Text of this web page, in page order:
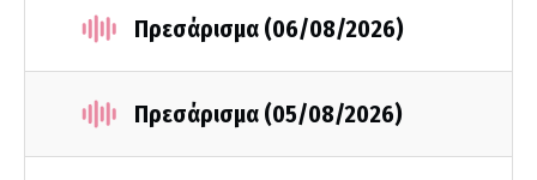
Πρεσάρισμα (06/08/2026)
Πρεσάρισμα (05/08/2026)